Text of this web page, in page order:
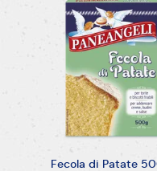
Fecola di Patate